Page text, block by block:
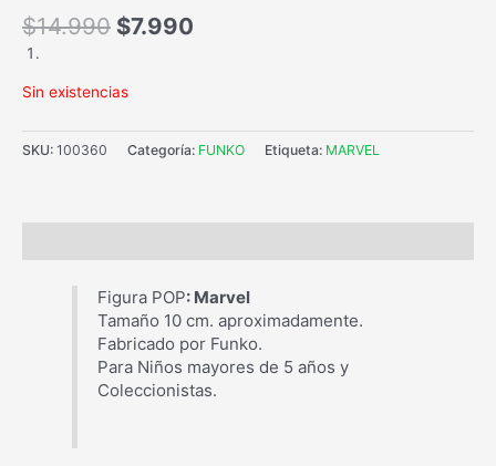
$14.990 $7.990
Sin existencias
SKU: 100360 Categoría: FUNKO Etiqueta: MARVEL
Figura POP: Marvel
Tamaño 10 cm. aproximadamente.
Fabricado por Funko.
Para Niños mayores de 5 años y
Coleccionistas.